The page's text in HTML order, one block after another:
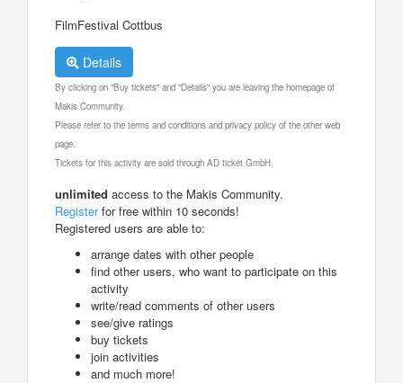
FilmFestival Cottbus
Details
By clicking on "Buy tickets" and "Details" you are leaving the homepage of
Makis Community.
Please refer to the terms and conditions and privacy policy of the other web
page.
Tickets for this activity are sold through AD ticket GmbH.
unlimited access to the Makis Community.
Registerfor free within 10 seconds!
Registered users are able to:
arrange dates with other people
find other users, who want to participate on this
activity
write/read comments of other users
see/give ratings
buy tickets
join activities
and much more!